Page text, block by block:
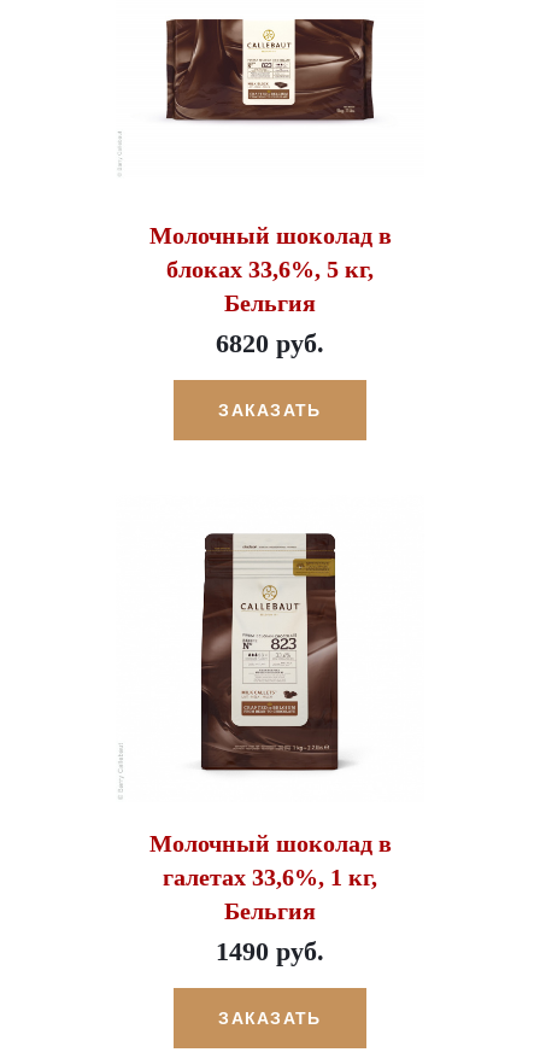
Молочный шоколад в
блоках 33,6%, 5 кг,
Бельгия
6820 руб.
ЗАКАЗАТЬ
Молочный шоколад в
галетах 33,6%, 1 кг,
Бельгия
1490 руб.
ЗАКАЗАТЬ